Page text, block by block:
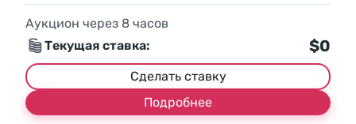
Аукцион через 8 часов
Текущая ставка:
$0
Сделать ставку
Подробнее